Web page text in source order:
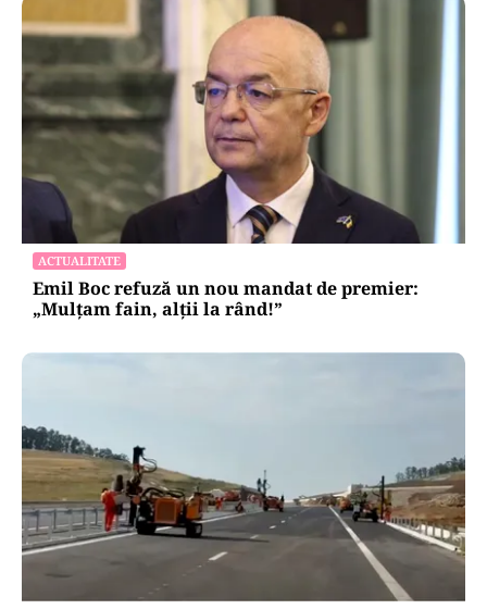
ACTUALITATE
Emil Boc refuză un nou mandat de premier:
„Mulțam fain, alții la rând!”